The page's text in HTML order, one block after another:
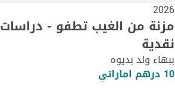
2026
مزنة من الغيب تطفو - دراسات
نقدية
ببهاء ولد بديوه
10 درهم اماراتي